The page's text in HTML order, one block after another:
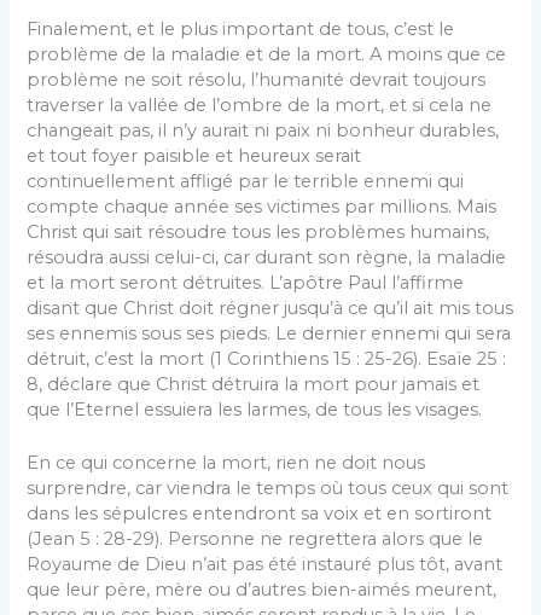
Finalement, et le plus important de tous, c’est le
problème de la maladie et de la mort. A moins que ce
problème ne soit résolu, l’humanité devrait toujours
traverser la vallée de l’ombre de la mort, et si cela ne
changeait pas, il n’y aurait ni paix ni bonheur durables,
et tout foyer paisible et heureux serait
continuellement affligé par le terrible ennemi qui
compte chaque année ses victimes par millions. Mais
Christ qui sait résoudre tous les problèmes humains,
résoudra aussi celui-ci, car durant son règne, la maladie
et la mort seront détruites. L’apôtre Paul l’affirme
disant que Christ doit régner jusqu’à ce qu’il ait mis tous
ses ennemis sous ses pieds. Le dernier ennemi qui sera
détruit, c’est la mort (1 Corinthiens 15 : 25-26). Esaïe 25 :
8, déclare que Christ détruira la mort pour jamais et
que l’Eternel essuiera les larmes, de tous les visages.
En ce qui concerne la mort, rien ne doit nous
surprendre, car viendra le temps où tous ceux qui sont
dans les sépulcres entendront sa voix et en sortiront
(Jean 5 : 28-29). Personne ne regrettera alors que le
Royaume de Dieu n’ait pas été instauré plus tôt, avant
que leur père, mère ou d’autres bien-aimés meurent,